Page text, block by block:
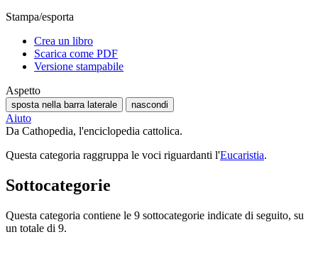
Stampa/esporta
Crea un libro
Scarica come PDF
Versione stampabile
Aspetto
sposta nella barra laterale nascondi
Aiuto
Da Cathopedia, l'enciclopedia cattolica.
Questa categoria raggruppa le voci riguardanti l'Eucaristia.
Sottocategorie
Questa categoria contiene le 9 sottocategorie indicate di seguito, su
un totale di 9.